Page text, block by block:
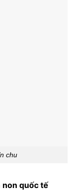
chu
non quốc tế